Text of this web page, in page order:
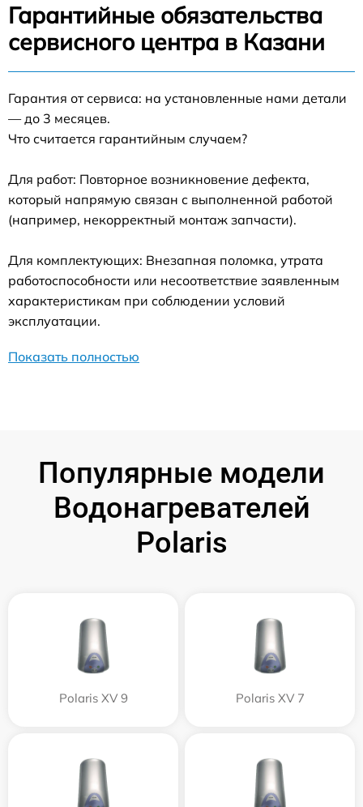
Гарантийные обязательства
сервисного центра в Казани
Гарантия от сервиса: на установленные нами детали
— до 3 месяцев.
Что считается гарантийным случаем?
Для работ: Повторное возникновение дефекта,
который напрямую связан с выполненной работой
(например, некорректный монтаж запчасти).
Для комплектующих: Внезапная поломка, утрата
работоспособности или несоответствие заявленным
характеристикам при соблюдении условий
эксплуатации.
Показать полностью
Популярные модели
Водонагревателей
Polaris
Polaris XV 9 Polaris XV 7